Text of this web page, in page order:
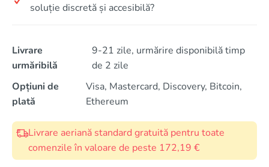
soluție discretă și accesibilă?
Livrare
urmăribilă
9-21 zile, urmărire disponibilă timp
de 2 zile
Opțiuni de
plată
Visa, Mastercard, Discovery, Bitcoin,
Ethereum
Livrare aeriană standard gratuită pentru toate
comenzile în valoare de peste 172,19 €